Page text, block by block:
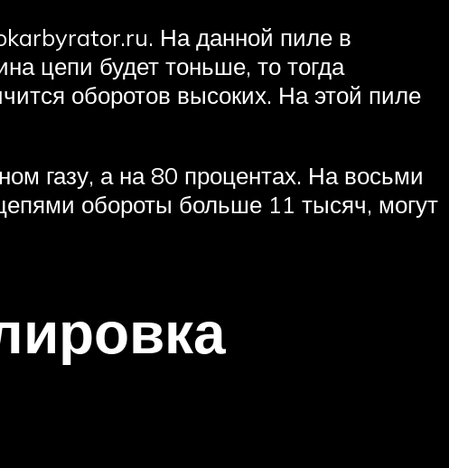
На данной пиле в
цепи будет тоньше, то тогда
оборотов высоких. На этой пиле
газу, а на 80 процентах. На восьми
обороты больше 11 тысяч, могут